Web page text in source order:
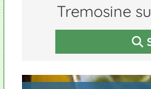
Tremosine